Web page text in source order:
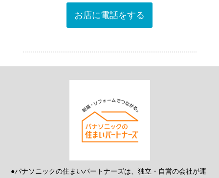
お店に電話をする
●パナソニックの住まいパートナーズは、独立・自営の会社が運